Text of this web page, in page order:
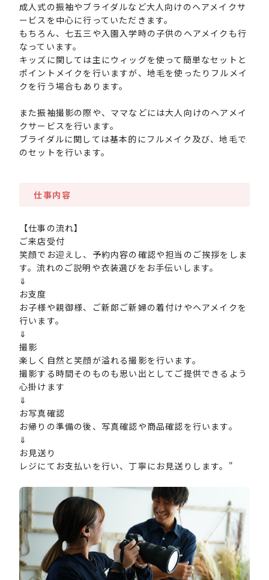
成人式の振袖やブライダルなど大人向けのヘアメイクサ
ービスを中心に行っていただきます。
もちろん、七五三や入園入学時の子供のヘアメイクも行
なっています。
キッズに関しては主にウィッグを使って簡単なセットと
ポイントメイクを行いますが、地毛を使ったりフルメイ
クを行う場合もあります。
また振袖撮影の際や、ママなどには大人向けのヘアメイ
クサービスを行います。
ブライダルに関しては基本的にフルメイク及び、地毛で
のセットを行います。
仕事内容
【仕事の流れ】
ご来店受付
笑顔でお迎えし、予約内容の確認や担当のご挨拶をしま
す。流れのご説明や衣装選びをお手伝いします。
⇓
お支度
お子様や親御様、ご新郎ご新婦の着付けやヘアメイクを
行います。
⇓
撮影
楽しく自然と笑顔が溢れる撮影を行います。
撮影する時間そのものも思い出としてご提供できるよう
心掛けます
⇓
お写真確認
お帰りの準備の後、写真確認や商品確認を行います。
⇓
お見送り
レジにてお支払いを行い、丁寧にお見送りします。"